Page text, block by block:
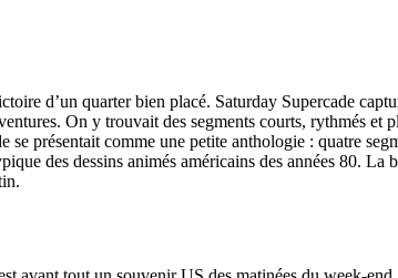
d’un quarter bien placé. Saturday Supercade
On y trouvait des segments courts, rythmés
présentait comme une petite anthologie : quatre
des dessins animés américains des années